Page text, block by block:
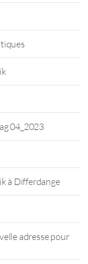
04_2023
à Differdange
adresse pour